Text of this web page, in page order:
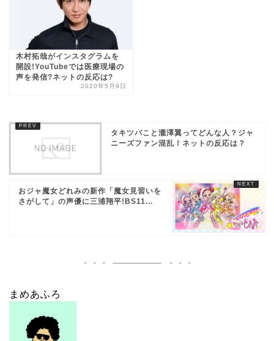
木村拓哉がインスタグラムを
開設!YouTubeでは医療現場の
声を発信?ネットの反応は?
2020年5月9日
タキツバこと瀧澤翼ってどんな人？ジャ
ニーズファン混乱！ネットの反応は？
おジャ魔女どれみの新作「魔女見習いを
さがして」の声優に三浦翔平!BS11...
まめあふろ